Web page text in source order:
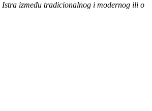
Istra između tradicionalnog i modernog ili o